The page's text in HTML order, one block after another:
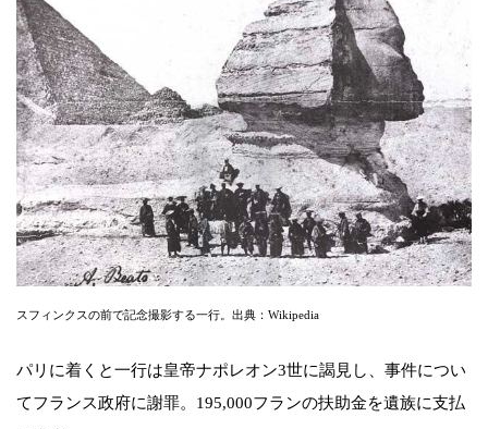
スフィンクスの前で記念撮影する一行。出典：Wikipedia
パリに着くと一行は皇帝ナポレオン3世に謁見し、事件につい
てフランス政府に謝罪。195,000フランの扶助金を遺族に支払